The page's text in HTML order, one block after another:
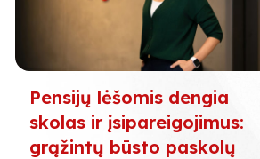
Pensijų lėšomis dengia
skolas ir įsipareigojimus:
grąžintų būsto paskolų